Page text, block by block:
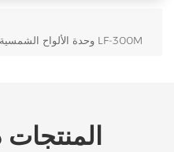
وحدة الألواح الشمسية أحادية البلورة عالية الكفاءة LF-300M